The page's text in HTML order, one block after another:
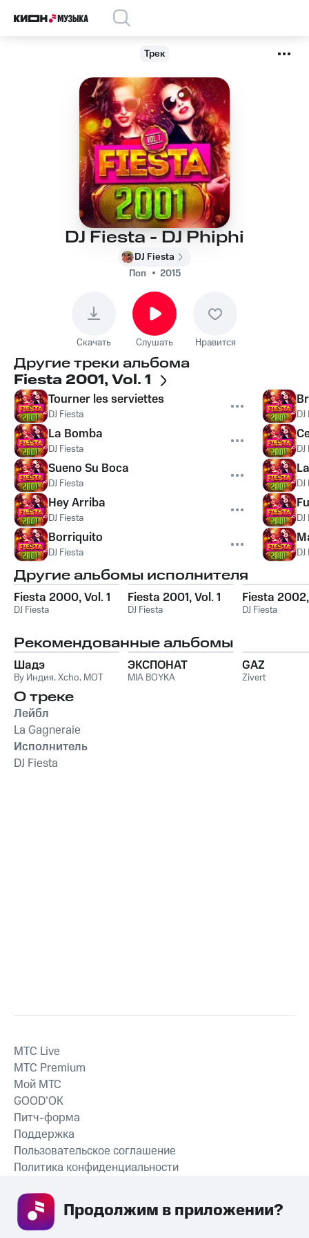
Трек
DJ Fiesta - DJ Phiphi
DJ Fiesta
Поп
2015
Скачать Слушать Нравится
Другие треки альбома
Fiesta 2001, Vol. 1
Tourner les serviettes
DJ Fiesta
La Bomba
DJ Fiesta
Sueno Su Boca
DJ Fiesta
Hey Arriba
DJ Fiesta
Borriquito
DJ Fiesta
Другие альбомы исполнителя
Fiesta 2000, Vol. 1
DJ Fiesta
Fiesta 2001, Vol. 1
DJ Fiesta
Fiesta 2002,
DJ Fiesta
Рекомендованные альбомы
Шадэ
By Индия,Xcho, MOT
ЭКСПОНАТ
MIA BOYKA
GAZ
Zivert
О треке
Лейбл
La Gagneraie
Исполнитель
DJ Fiesta
СКАЧАТЬ ПРИЛОЖЕНИЕ
MTС Live
MTС Premium
Мой МТС
GOOD’OK
Питч-форма
Поддержка
Пользовательское соглашение
Политика конфиденциальности